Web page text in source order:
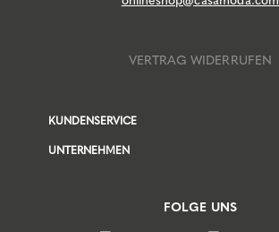
VERTRAG WIDERRUFEN
KUNDENSERVICE
UNTERNEHMEN
FOLGE UNS